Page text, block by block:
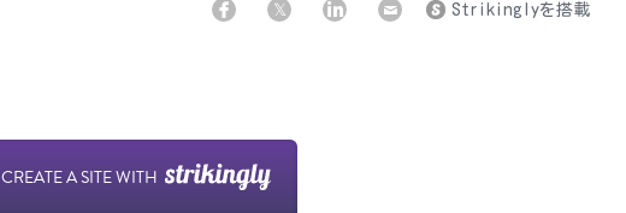
Strikinglyを搭載
CREATE A SITE WITH